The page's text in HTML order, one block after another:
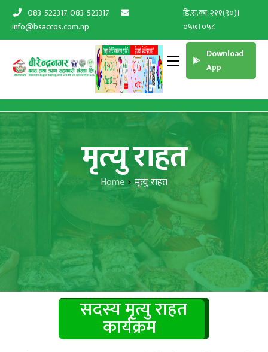
083-522317, 083-523317
info@bsaccos.com.np
डि.स.का. २११(९०)।
०५७।०५८
Download
App
मृत्यु राहत
Home मृत्यु राहत
सदस्य मृत्यु राहत
कार्यक्रम